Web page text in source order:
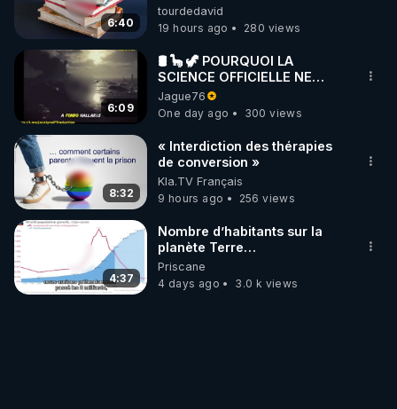
6:40
tourdedavid
19 hours ago
280 views
6:09
🛢 🦕 🦖 POURQUOI LA
SCIENCE OFFICIELLE NE
CONNAÎT-ELLE PAS LA VRAIE
ORIGINE DU PÉTROLE ?
Jague76
One day ago
300 views
8:32
« Interdiction des thérapies
de conversion »
Kla.TV Français
9 hours ago
256 views
4:37
Nombre d’habitants sur la
planète Terre…
Priscane
4 days ago
3.0 k views